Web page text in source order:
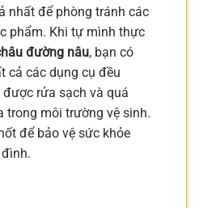
nhất để phòng tránh các
phẩm. Khi tự mình thực
đường nâu, bạn có
cả các dụng cụ đều
được rửa sạch và quá
trong môi trường vệ sinh.
để bảo vệ sức khỏe